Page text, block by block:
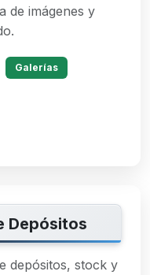
de imágenes y
Galerías
Depósitos
depósitos, stock y